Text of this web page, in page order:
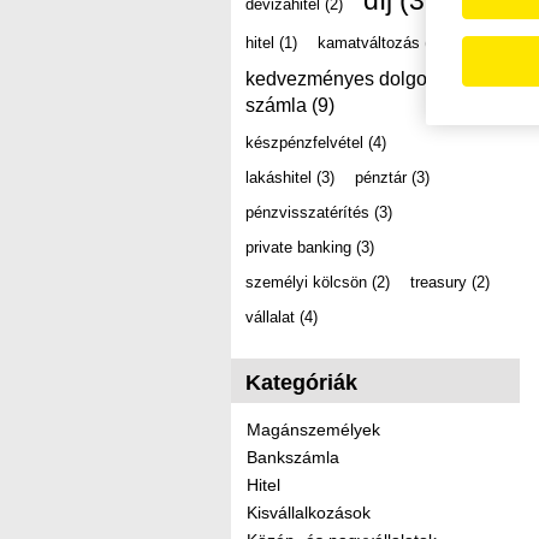
devizahitel (2)
hitel (1) kamatváltozás (2)
kedvezményes dolgozói
számla (9)
készpénzfelvétel (4)
lakáshitel (3) pénztár (3)
pénzvisszatérítés (3)
private banking (3)
személyi kölcsön (2) treasury (2)
vállalat (4)
Kategóriák
Magánszemélyek
Bankszámla
Hitel
Kisvállalkozások